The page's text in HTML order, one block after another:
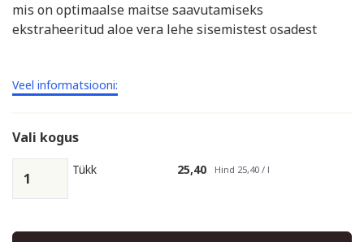
mis on optimaalse maitse saavutamiseks
ekstraheeritud aloe vera lehe sisemistest osadest
Veel informatsiooni:
Vali kogus
Tükk 25,40 Hind 25,40 / l